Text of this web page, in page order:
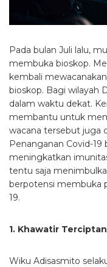
Pada bulan Juli lalu,
membuka bioskop.
kembali
bioskop. Bagi wilayah
dalam waktu dekat.
membantu untuk
wacana tersebut juga
Penanganan Covid-
meningkatkan
tentu saja
berpotensi membuka
19.
1. Khawatir
Wiku Adisasmito